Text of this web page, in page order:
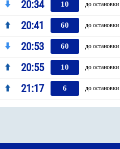
20:34 10 до остановки
20:41 60 до остановки
20:53 60 до остановки
20:55 10 до остановки
21:17 6 до остановки